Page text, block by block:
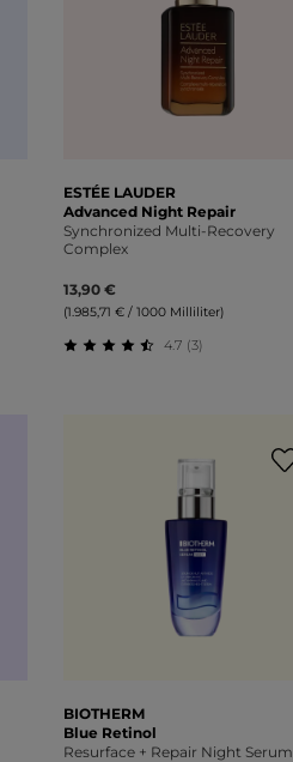
ESTÉE LAUDER
Advanced Night Repair
Synchronized Multi-Recovery
Complex
13,90 €
(1.985,71 € / 1000 Milliliter)
4.7 (3)
BIOTHERM
Blue Retinol
Resurface + Repair Night Serum